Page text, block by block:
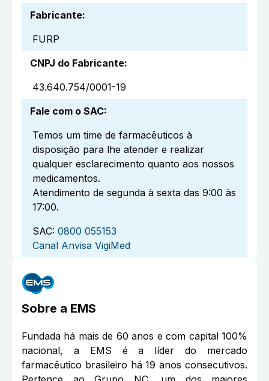
Fabricante:
FURP
CNPJ do Fabricante:
43.640.754/0001-19
Fale com o SAC:
Temos um time de farmacêuticos à
disposição para lhe atender e realizar
qualquer esclarecimento quanto aos nossos
medicamentos.
Atendimento de segunda à sexta das 9:00 às
17:00.
SAC: 0800 055153
Canal Anvisa VigiMed
Sobre a EMS
Fundada há mais de 60 anos e com capital 100%
nacional, a EMS é a líder do mercado
farmacêutico brasileiro há 19 anos consecutivos.